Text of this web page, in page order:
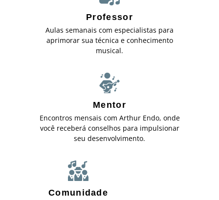
Professor
Aulas semanais com especialistas para
aprimorar sua técnica e conhecimento
musical.
Mentor
Encontros mensais com Arthur Endo, onde
você receberá conselhos para impulsionar
seu desenvolvimento.
Comunidade